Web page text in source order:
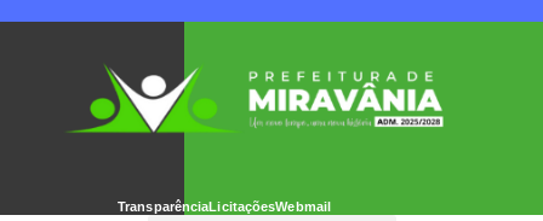
TransparênciaLicitaçõesWebmail